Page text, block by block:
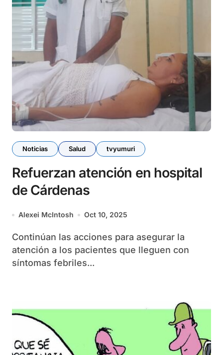
Noticias Salud tvyumuri
Refuerzan atención en hospital
de Cárdenas
Alexei McIntosh Oct 10, 2025
Continúan las acciones para asegurar la
atención a los pacientes que lleguen con
síntomas febriles...